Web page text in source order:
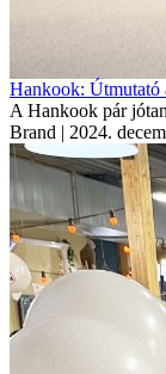
Hankook: Útmutató
A Hankook pár
Brand | 2024.